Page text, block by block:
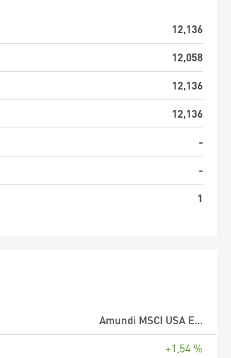
12,136
12,058
12,136
12,136
-
-
1
Amundi MSCI USA E...
+1,54 %